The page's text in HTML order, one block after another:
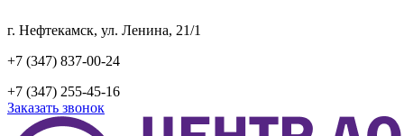
г. Нефтекамск, ул. Ленина, 21/1
+7 (347) 837-00-24
+7 (347) 255-45-16
Заказать звонок